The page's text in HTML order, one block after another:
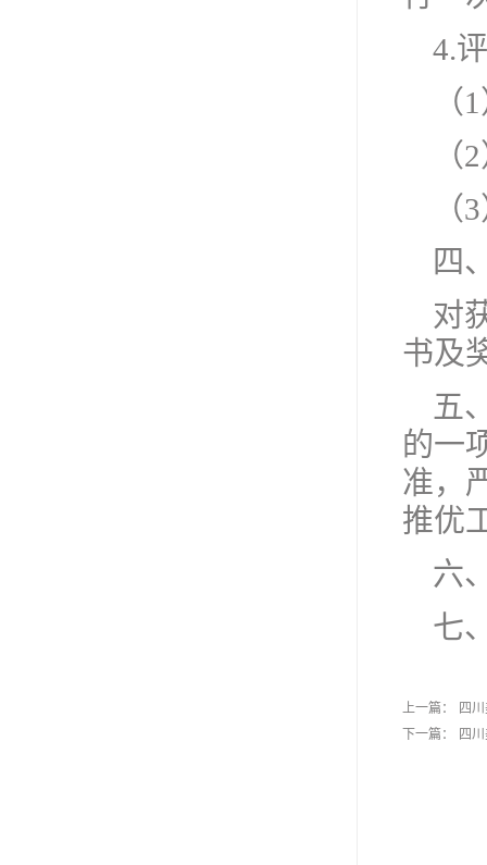
4.
（
（
四
对
书及
五
的一
准，
推优
六
七
上一篇：
四
下一篇：
四